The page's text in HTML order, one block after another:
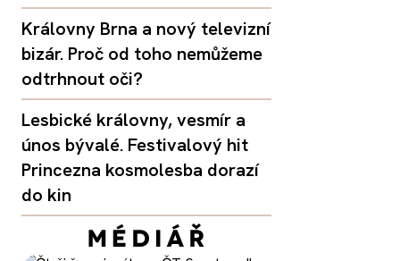
Královny Brna a nový televizní
bizár. Proč od toho nemůžeme
odtrhnout oči?
Lesbické královny, vesmír a
únos bývalé. Festivalový hit
Princezna kosmolesba dorazí
do kin